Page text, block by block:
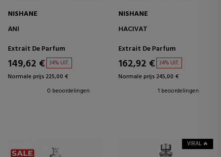
NISHANE
ANI
Extrait De Parfum
149,62 € 34% UIT.
Normale prijs 225,00 €
0 beoordelingen
NISHANE
HACIVAT
Extrait De Parfum
162,92 € 34% UIT.
Normale prijs 245,00 €
1 beoordelingen
VIRAL 🔥